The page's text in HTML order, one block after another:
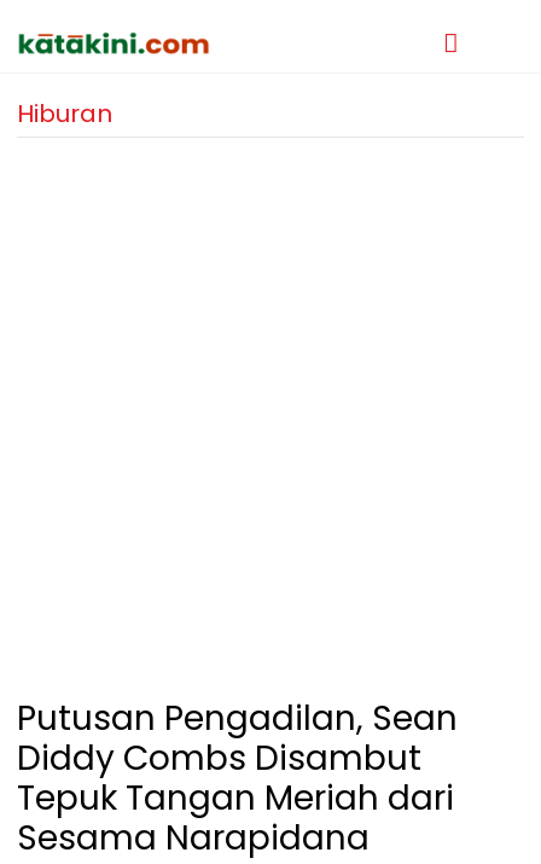
Hiburan
Putusan Pengadilan, Sean
Diddy Combs Disambut
Tepuk Tangan Meriah dari
Sesama Narapidana